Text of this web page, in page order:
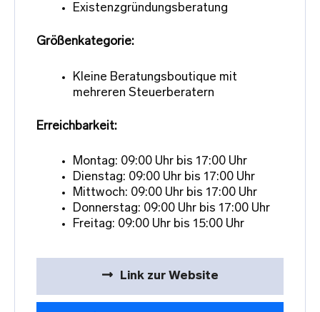
Existenzgründungsberatung
Größenkategorie:
Kleine Beratungsboutique mit
mehreren Steuerberatern
Erreichbarkeit:
Montag: 09:00 Uhr bis 17:00 Uhr
Dienstag: 09:00 Uhr bis 17:00 Uhr
Mittwoch: 09:00 Uhr bis 17:00 Uhr
Donnerstag: 09:00 Uhr bis 17:00 Uhr
Freitag: 09:00 Uhr bis 15:00 Uhr
Link zur Website